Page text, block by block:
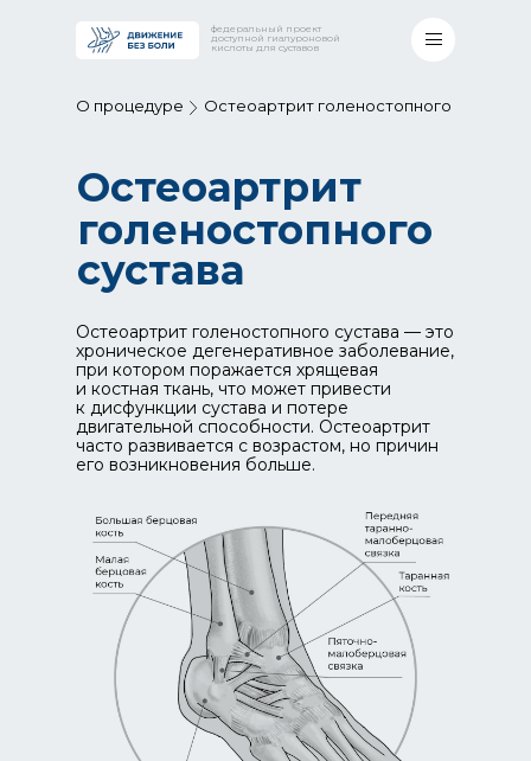
О процедуре Остеоартрит голеностопного
голеностопного
сустава
Остеоартрит
Остеоартрит голеностопного сустава — это
хроническое дегенеративное заболевание,
при котором поражается хрящевая
и костная ткань, что может привести
к дисфункции сустава и потере
двигательной способности. Остеоартрит
часто развивается с возрастом, но причин
его возникновения больше.
федеральный проект
доступной гиалуроновой
кислоты для суставов